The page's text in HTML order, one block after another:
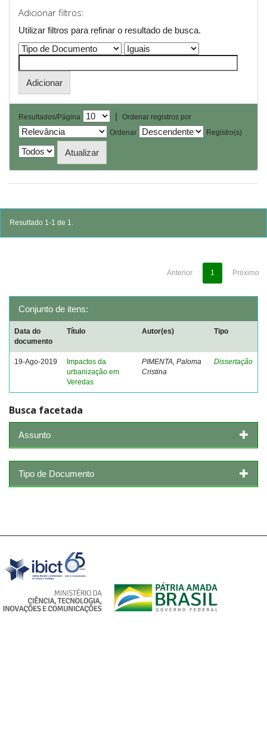
Adicionar filtros:
Utilizar filtros para refinar o resultado de busca.
Resultados/Página |
Ordenar registros por
Ordenar
Registro(s)
Resultado 1-1 de 1.
Anterior 1 Próximo
Conjunto de itens:
Data do
documento
Título Autor(es) Tipo
19-Ago-2019
Impactos da
urbanização em
Veredas
PIMENTA, Paloma
Cristina
Dissertação
Busca facetada
Assunto
Tipo de Documento